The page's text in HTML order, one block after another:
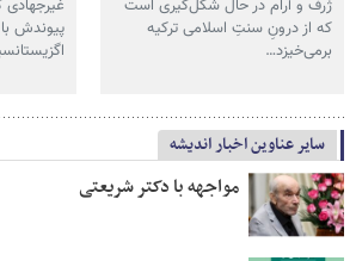
ژرف و آرام در حال شکل‌گیری است
که از درونِ سنتِ اسلامی ترکیه
برمی‌خیزد…
پیوندش
سایر عناوین اخبار اندیشه
مواجهه با دکتر شریعتی